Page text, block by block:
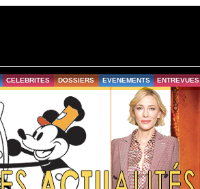
CELEBRITES DOSSIERS EVENEMENTS ENTREVUES